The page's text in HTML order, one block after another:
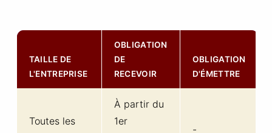
TAILLE DE
L'ENTREPRISE
OBLIGATION
DE
RECEVOIR
OBLIGATION
D'ÉMETTRE
Toutes les
À partir du
1er
-